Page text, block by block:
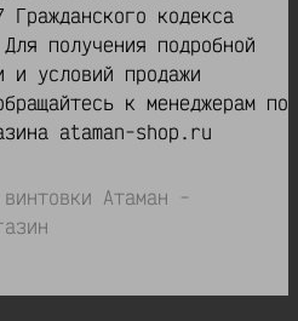
Гражданского кодекса
получения подробной
и условий продажи
к менеджерам по
ataman-shop.ru
Атаман -